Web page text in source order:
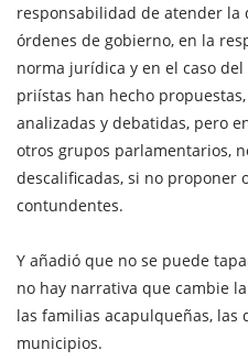
responsabilidad de atender la
órdenes de gobierno, en la
norma jurídica y en el caso
priístas han hecho
analizadas y debatidas, pero
otros grupos parlamentarios,
descalificadas, si no proponer
contundentes.
Y añadió que no se puede
no hay narrativa que cambie
las familias acapulqueñas, las
municipios.